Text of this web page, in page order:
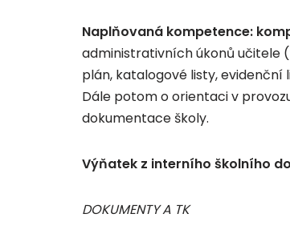
Naplňovaná kompetence:
administrativních úkonů učitele
plán, katalogové listy, evidenční
Dále potom o orientaci v
dokumentace školy.
Výňatek z interního školního
DOKUMENTY A TK